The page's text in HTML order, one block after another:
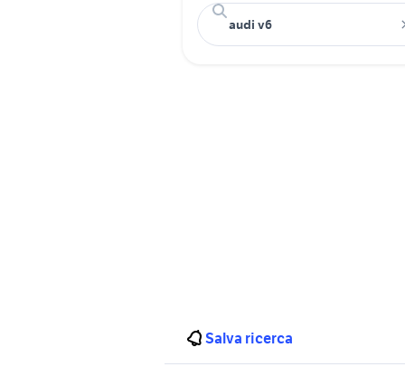
Salva ricerca